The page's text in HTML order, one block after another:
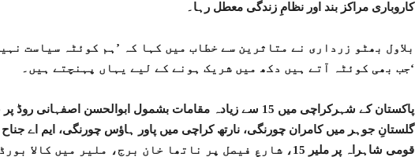
کاروباری مراکز بند اور نظامِ زندگی معطل رہا۔
بلاول بھٹو زرداری نے متاثرین سے خطاب میں کہا کہ ’ہم کوئٹہ سیاست
جب بھی کوئٹہ آتے ہیں دکھ میں شریک ہونے کے لیے یہاں پہنچتے ہیں۔‘
پاکستان کے شہرکراچی میں 15 سے زیادہ مقامات بشمول ابوالحسن
گلستانِ جوہر میں کامران چورنگی، نارتھ کراچی میں پاور ہاؤس چورنگی، ایم اے
قومی شاہراہ پر ملیر 15، شارعِ فیصل پر ناتھا خان برج، ملیر میں